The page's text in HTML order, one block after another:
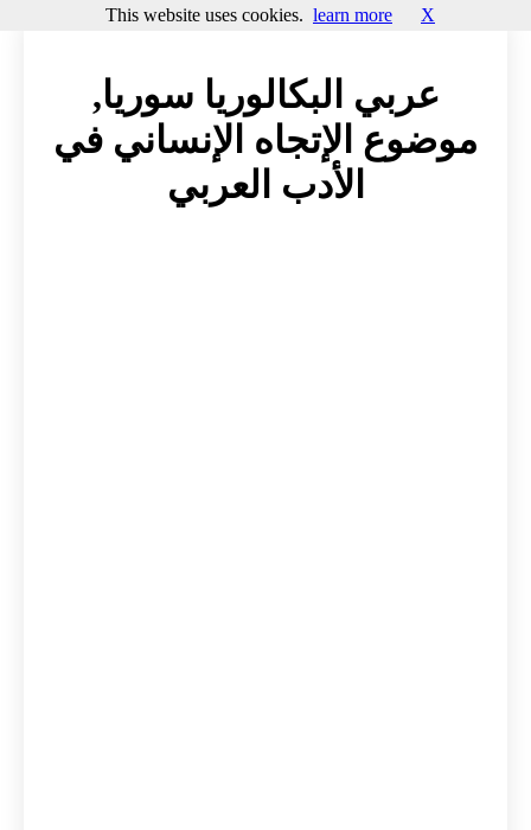
عربي البكالوريا سوريا,
موضوع الإتجاه الإنساني في
الأدب العربي
This website uses cookies. learn more X